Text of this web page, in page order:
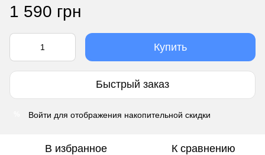
1 590 грн
Купить
Быстрый заказ
Войти для отображения накопительной скидки
В избранное К сравнению